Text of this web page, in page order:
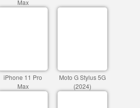
Max
iPhone 11 Pro
Max
Moto G Stylus 5G
(2024)